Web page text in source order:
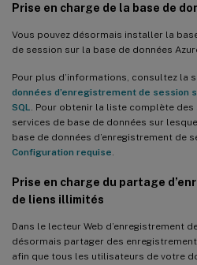
Prise en charge de la base de
Vous pouvez désormais installer la
de session sur la base de données Azure
Pour plus d’informations, consultez la
données d’enregistrement de session
SQL . Pour obtenir la liste complète
services de base de données sur
base de données d’enregistrement de
Configuration requise
Prise en charge du partage
de liens illimités
Dans le lecteur Web d’enregistrement
désormais partager des
afin que tous les utilisateurs de votre